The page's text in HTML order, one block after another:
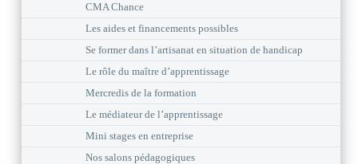
CMA Chance
Les aides et financements possibles
Se former dans l’artisanat en situation de handicap
Le rôle du maître d’apprentissage
Mercredis de la formation
Le médiateur de l’apprentissage
Mini stages en entreprise
Nos salons pédagogiques